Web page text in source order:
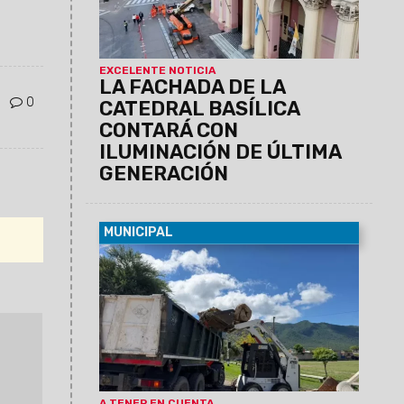
0
EXCELENTE NOTICIA
LA FACHADA DE LA
CATEDRAL BASÍLICA
CONTARÁ CON
ILUMINACIÓN DE ÚLTIMA
GENERACIÓN
extenderán hasta el fin de semana. Se
solicita circular con precaución.
MUNICIPAL
04/08/2026 Las tareas iniciarán la
próxima semana en el barrio ARA San
Juan. El objetivo es retirar todo tipo de
elemento que favorezca la conformación
de criaderos y reservorios del mosquito
Aedes Aegypt.